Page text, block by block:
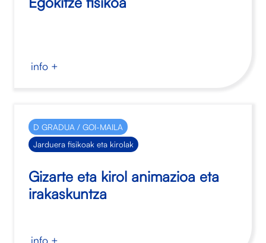
info +
D GRADUA / GOI-MAILA
Jarduera fisikoak eta kirolak
Gizarte eta kirol animazioa eta
irakaskuntza
info +